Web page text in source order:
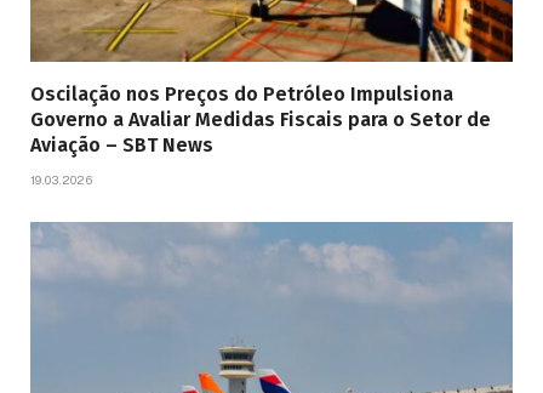
Oscilação nos Preços do Petróleo Impulsiona
Governo a Avaliar Medidas Fiscais para o Setor de
Aviação – SBT News
19.03.2026